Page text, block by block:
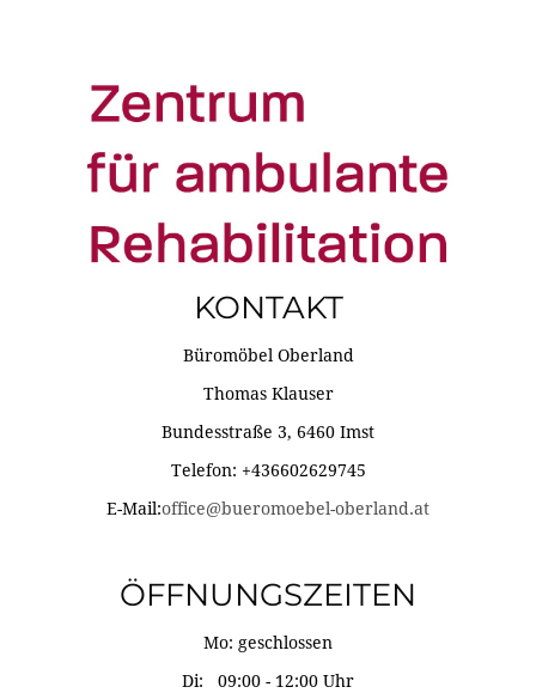
KONTAKT
Büromöbel Oberland
Thomas Klauser
Bundesstraße 3, 6460 Imst
Telefon: +436602629745
E-Mail:office@bueromoebel-oberland.at
ÖFFNUNGSZEITEN
Mo: geschlossen
Di: 09:00 - 12:00 Uhr